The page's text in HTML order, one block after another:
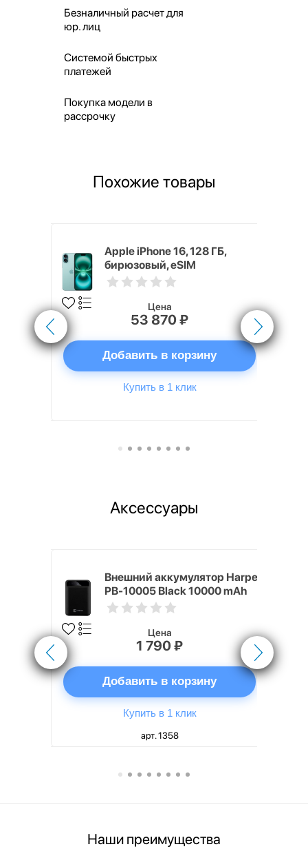
Безналичный расчет для
юр. лиц
Системой быстрых
платежей
Покупка модели в
рассрочку
Похожие товары
Apple iPhone 16, 128 ГБ,
бирюзовый, eSIM
Цена
53 870 ₽
Добавить в корзину
Купить в 1 клик
Аксессуары
Внешний аккумулятор Harper
PB-10005 Black 10000 mAh
Цена
1 790 ₽
Добавить в корзину
Купить в 1 клик
арт. 1358
Наши преимущества